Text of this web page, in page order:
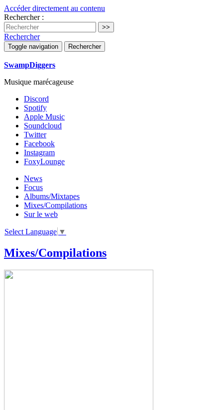
Accéder directement au contenu
Rechercher :
Rechercher
Toggle navigation Rechercher
SwampDiggers
Musique marécageuse
Discord
Spotify
Apple Music
Soundcloud
Twitter
Facebook
Instagram
FoxyLounge
News
Focus
Albums/Mixtapes
Mixes/Compilations
Sur le web
Select Language ▼
Mixes/Compilations